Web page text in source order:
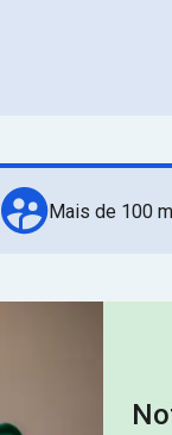
Mais de 100